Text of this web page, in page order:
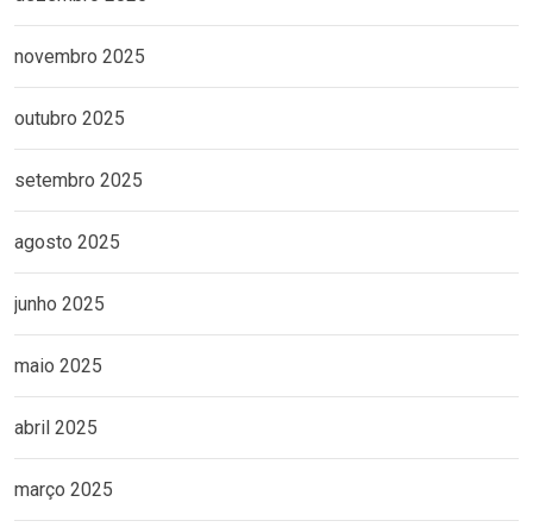
novembro 2025
outubro 2025
setembro 2025
agosto 2025
junho 2025
maio 2025
abril 2025
março 2025